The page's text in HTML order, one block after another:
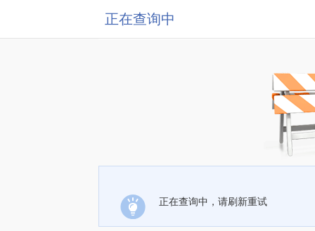
正在查询中
正在查询中，请刷新重试